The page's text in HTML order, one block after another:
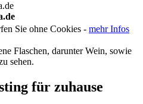
Sie ohne Cookies - mehr Infos
für zuhause